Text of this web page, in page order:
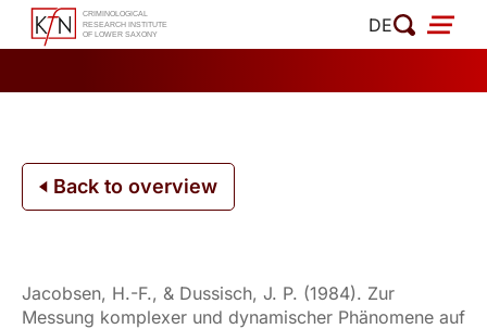
Skip
DE
Back to overview
Jacobsen, H.-F., & Dussisch, J. P. (1984). Zur
Messung komplexer und dynamischer Phänomene auf